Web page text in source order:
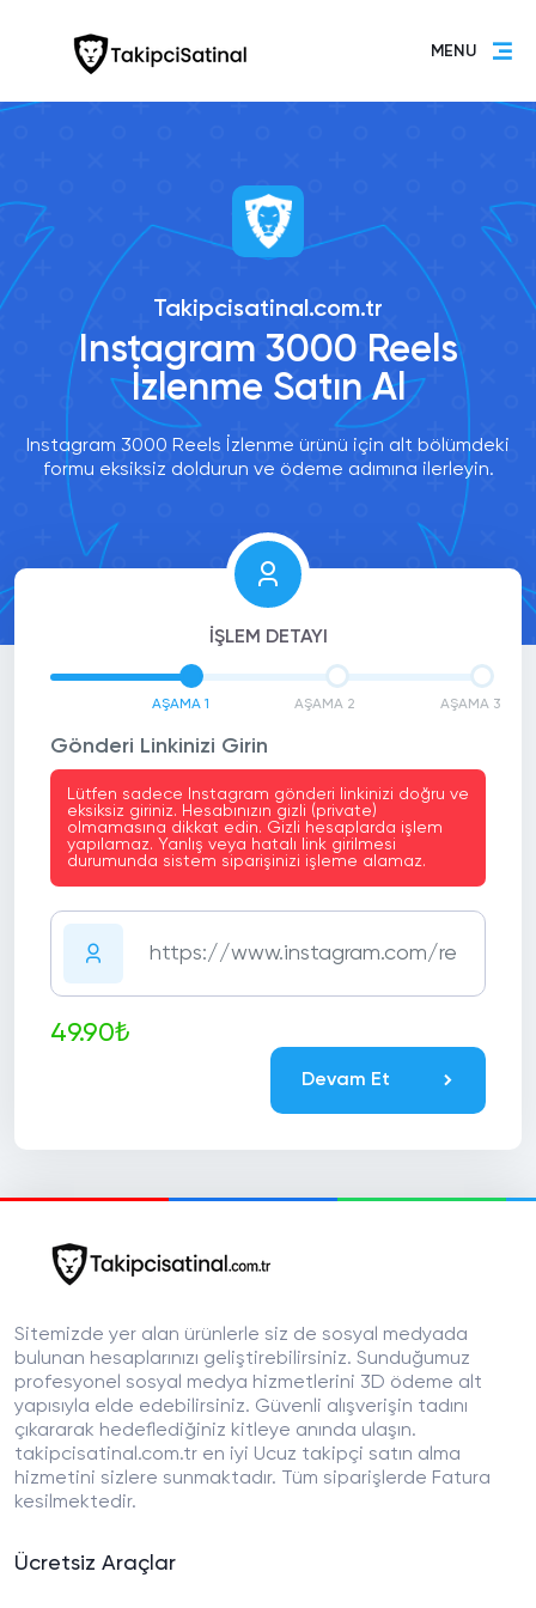
MENU
Takipcisatinal.com.tr
Instagram 3000 Reels
İzlenme Satın Al
Instagram 3000 Reels İzlenme ürünü için alt bölümdeki
formu eksiksiz doldurun ve ödeme adımına ilerleyin.
İŞLEM DETAYI
AŞAMA 1 AŞAMA 2 AŞAMA 3
Gönderi Linkinizi Girin
Lütfen sadece Instagram gönderi linkinizi doğru ve
eksiksiz giriniz. Hesabınızın gizli (private)
olmamasına dikkat edin. Gizli hesaplarda işlem
yapılamaz. Yanlış veya hatalı link girilmesi
durumunda sistem siparişinizi işleme alamaz.
49.90₺
Devam Et
Sitemizde yer alan ürünlerle siz de sosyal medyada
bulunan hesaplarınızı geliştirebilirsiniz. Sunduğumuz
profesyonel sosyal medya hizmetlerini 3D ödeme alt
yapısıyla elde edebilirsiniz. Güvenli alışverişin tadını
çıkararak hedeflediğiniz kitleye anında ulaşın.
takipcisatinal.com.tr en iyi Ucuz takipçi satın alma
hizmetini sizlere sunmaktadır. Tüm siparişlerde Fatura
kesilmektedir.
Ücretsiz Araçlar